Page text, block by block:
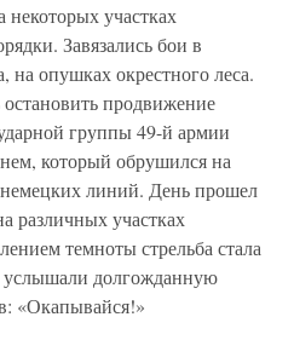
участках
Завязались бои в
на опушках окрестного леса.
продвижение
группы 49-й армии
который обрушился на
линий. День прошел
различных участках
темноты стрельба стала
услышали долгожданную
«Окапывайся!»